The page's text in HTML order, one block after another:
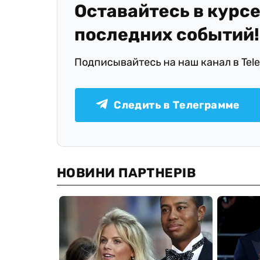
Оставайтесь в курсе
последних событий!
Подписывайтесь на наш канал в
Следить в Телеграмме